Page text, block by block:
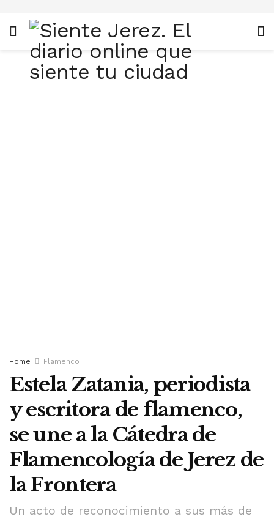
Home Flamenco
Estela Zatania, periodista
y escritora de flamenco,
se une a la Cátedra de
Flamencología de Jerez de
la Frontera
Un acto de reconocimiento a sus más de